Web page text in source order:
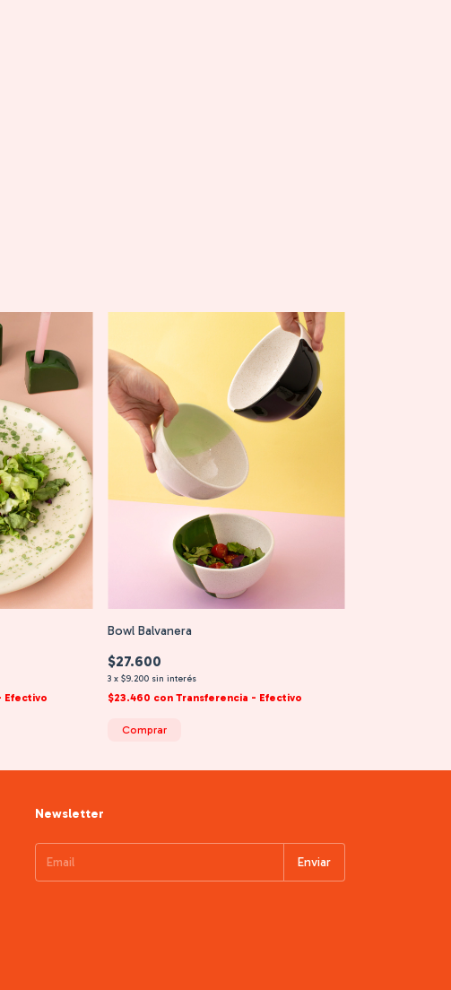
Efectivo
Bowl Balvanera
$27.600
3 x $9.200 sin interés
$23.460 con Transferencia - Efectivo
Comprar
Newsletter